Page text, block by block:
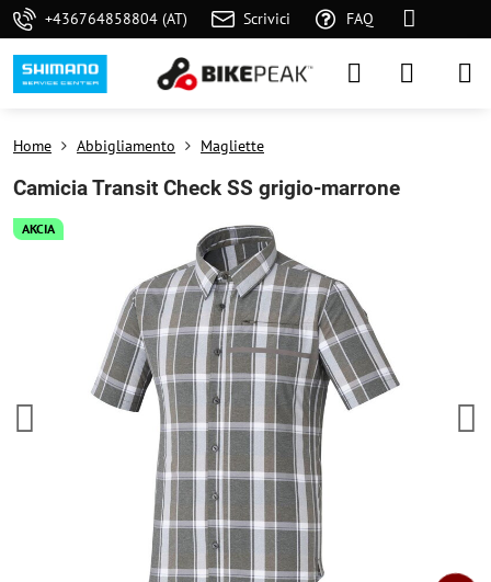
+436764858804 (AT) Scrivici FAQ
AKCIA
Home Abbigliamento Magliette
Camicia Transit Check SS grigio-marrone